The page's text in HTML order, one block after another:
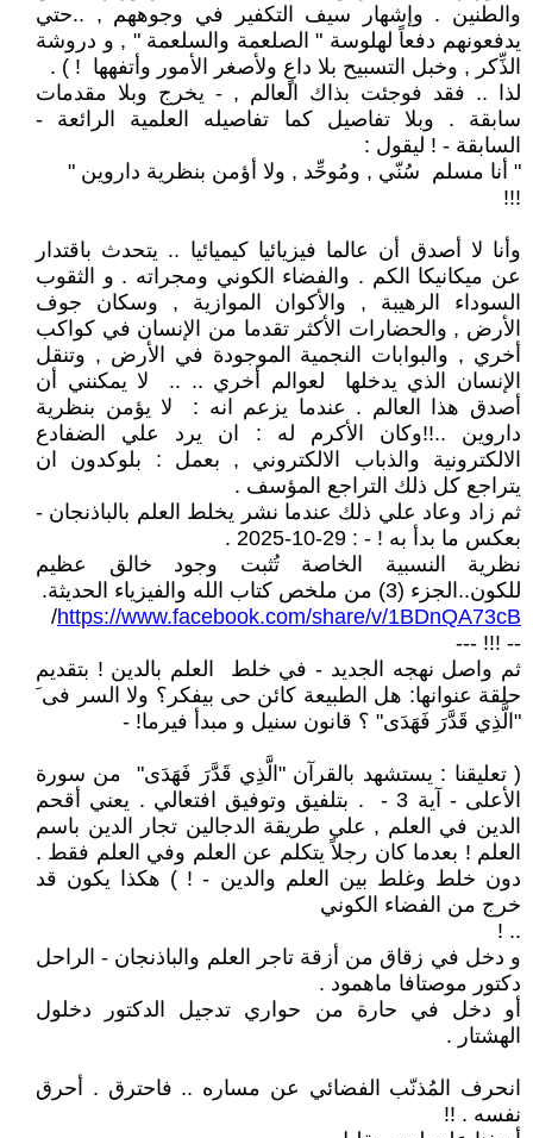
والطنين . وإشهار سيف التكفير في وجوههم , ..حتي
يدفعونهم دفعاً لهلوسة " الصلعمة والسلعمة " , و دروشة
الذِّكر , وخبل التسبيح بلا داعٍ ولأصغر الأمور وأتفهها ! ) .
لذا .. فقد فوجئت بذاك العالم , - يخرج وبلا مقدمات
سابقة . وبلا تفاصيل كما تفاصيله العلمية الرائعة -
السابقة - ! ليقول :
" أنا مسلم سُنّي , ومُوحِّد , ولا أؤمن بنظرية داروين "
!!!
وأنا لا أصدق أن عالما فيزيائيا كيميائيا .. يتحدث باقتدار
عن ميكانيكا الكم . والفضاء الكوني ومجراته . و الثقوب
السوداء الرهيبة , والأكوان الموازية , وسكان جوف
الأرض , والحضارات الأكثر تقدما من الإنسان في كواكب
أخري , والبوابات النجمية الموجودة في الأرض , وتنقل
الإنسان الذي يدخلها لعوالم أخري .. .. لا يمكنني أن
أصدق هذا العالم . عندما يزعم انه : لا يؤمن بنظرية
داروين ..!!وكان الأكرم له : ان يرد علي الضفادع
الالكترونية والذباب الالكتروني , بعمل : بلوكدون ان
يتراجع كل ذلك التراجع المؤسف .
ثم زاد وعاد علي ذلك عندما نشر يخلط العلم بالباذنجان -
بعكس ما بدأ به ! - : 29-10-2025 .
نظرية النسبية الخاصة تُثبت وجود خالق عظيم
للكون..الجزء (3) من ملخص كتاب الله والفيزياء الحديثة.
https://www.facebook.com/share/v/1BDnQA73cB
/
-- !!! ---
ثم واصل نهجه الجديد - في خلط العلم بالدين ! بتقديم
حلقة عنوانها: هل الطبيعة كائن حى بيفكر؟ ولا السر فى َ
"الَّذِي قَدَّرَ فَهَدَى" ؟ قانون سنيل و مبدأ فيرما! -
( تعليقنا : يستشهد بالقرآن "الَّذِي قَدَّرَ فَهَدَى" من سورة
الأعلى - آية 3 - . بتلفيق وتوفيق افتعالي . يعني أقحم
الدين في العلم , علي طريقة الدجالين تجار الدين باسم
العلم ! بعدما كان رجلاً يتكلم عن العلم وفي العلم فقط .
دون خلط وغلط بين العلم والدين - ! ) هكذا يكون قد
خرج من الفضاء الكوني
.. !
و دخل في زقاق من أزقة تاجر العلم والباذنجان - الراحل
دكتور موصتافا ماهمود .
أو دخل في حارة من حواري تدجيل الدكتور دخلول
الهشتار .
انحرف المُذنّب الفضائي عن مساره .. فاحترق . أحرق
نفسه . !!